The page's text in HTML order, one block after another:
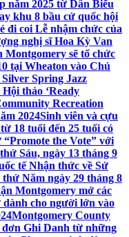
năm 2025 từ Dân Biểu
khu 8 bầu cử quốc hội
đi coi Lễ nhậm chức của
nghị sĩ Hoa Kỳ Van
Montgomery sẽ tổ chức
tại Wheaton vào Chủ
Silver Spring Jazz
thảo ‘Ready
Recreation
2024Sinh viên và cựu
18 tuổi đến 25 tuổi có
the Vote” với
Sáu, ngày 13 tháng 9
tế Nhận thức về Sử
Năm ngày 29 tháng 8
Montgomery mở các
dành cho người lớn vào
Montgomery County
Ghi Danh từ những